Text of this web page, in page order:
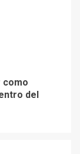
como
del